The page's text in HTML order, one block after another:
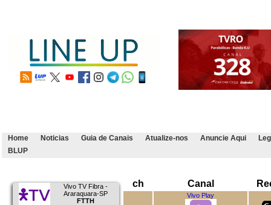
Home Noticias Guia de Canais Atualize-nos Anuncie Aqui
BLUP
Vivo TV Fibra -
Araraquara-SP
FTTH
ch Canal
Vivo Play